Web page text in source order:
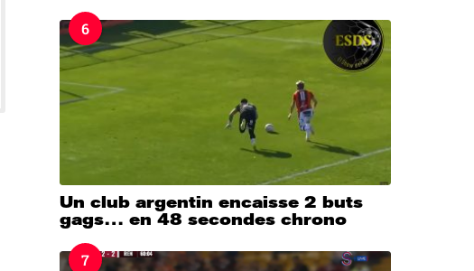
6
Un club argentin encaisse 2 buts
gags… en 48 secondes chrono
7